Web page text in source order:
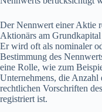
Der Nennwert einer Aktie
Aktionärs am Grundkapital
Er wird oft als nominaler
Bestimmung des
eine Rolle, wie zum
Unternehmens, die Anzahl
rechtlichen Vorschriften
registriert ist.